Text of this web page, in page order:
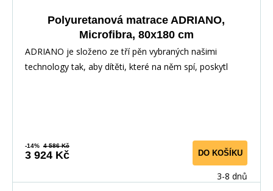
Polyuretanová matrace ADRIANO,
Microfibra, 80x180 cm
ADRIANO je složeno ze tří pěn vybraných našimi
technology tak, aby dítěti, které na něm spí, poskytl
-14% 4 586 Kč
3 924 Kč DO KOŠÍKU
3-8 dnů